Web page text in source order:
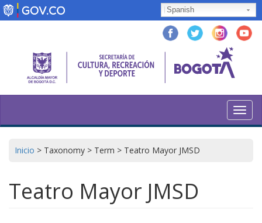
Pasar
al
Spanish
Inicio > Taxonomy > Term > Teatro Mayor JMSD
Teatro Mayor JMSD